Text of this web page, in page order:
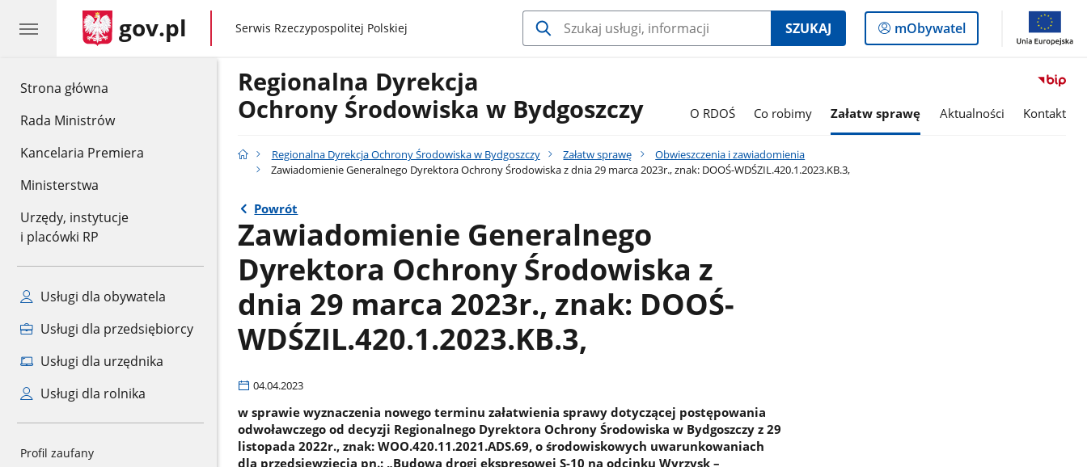
Strona główna
Rada Ministrów
Kancelaria Premiera
Ministerstwa
Urzędy, instytucje
i placówki RP
Usługi dla obywatela
Usługi dla przedsiębiorcy
Usługi dla urzędnika
Usługi dla rolnika
Profil zaufany
gov.pl gov.pl
Serwis Rzeczypospolitej Polskiej SZUKAJ
Logowanie
do
mObywatel
Regionalna Dyrekcja
Ochrony Środowiska w Bydgoszczy
O RDOŚ Co robimy Załatw sprawę Aktualności Kontakt
Regionalna Dyrekcja Ochrony Środowiska w Bydgoszczy Załatw sprawę
Obwieszczenia i zawiadomienia
Zawiadomienie Generalnego Dyrektora Ochrony Środowiska z dnia 29 marca 2023r., znak: DOOŚ-WDŚZIL.420.1.2023.KB.3,
Powrót
Zawiadomienie Generalnego
Dyrektora Ochrony Środowiska z
dnia 29 marca 2023r., znak: DOOŚ-
WDŚZIL.420.1.2023.KB.3,
04.04.2023
w sprawie wyznaczenia nowego terminu załatwienia sprawy dotyczącej postępowania
odwoławczego od decyzji Regionalnego Dyrektora Ochrony Środowiska w Bydgoszczy z 29
listopada 2022r., znak: WOO.420.11.2021.ADS.69, o środowiskowych uwarunkowaniach
dla przedsięwzięcia pn.: „Budowa drogi ekspresowej S-10 na odcinku Wyrzysk –